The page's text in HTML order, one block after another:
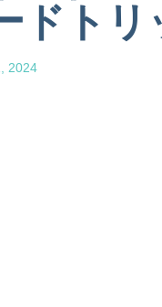
ドト
2024